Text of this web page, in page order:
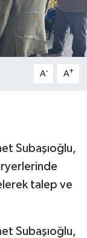
A- A+
Subaşıoğlu,
talep ve
Subaşıoğlu,